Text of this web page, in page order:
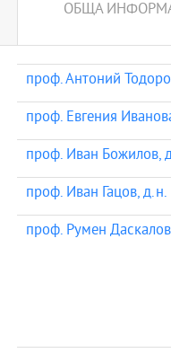
ОБЩА
проф. Антоний
проф. Евгения
проф. Иван Божилов,
проф. Иван Гацов, д.н.
проф. Румен